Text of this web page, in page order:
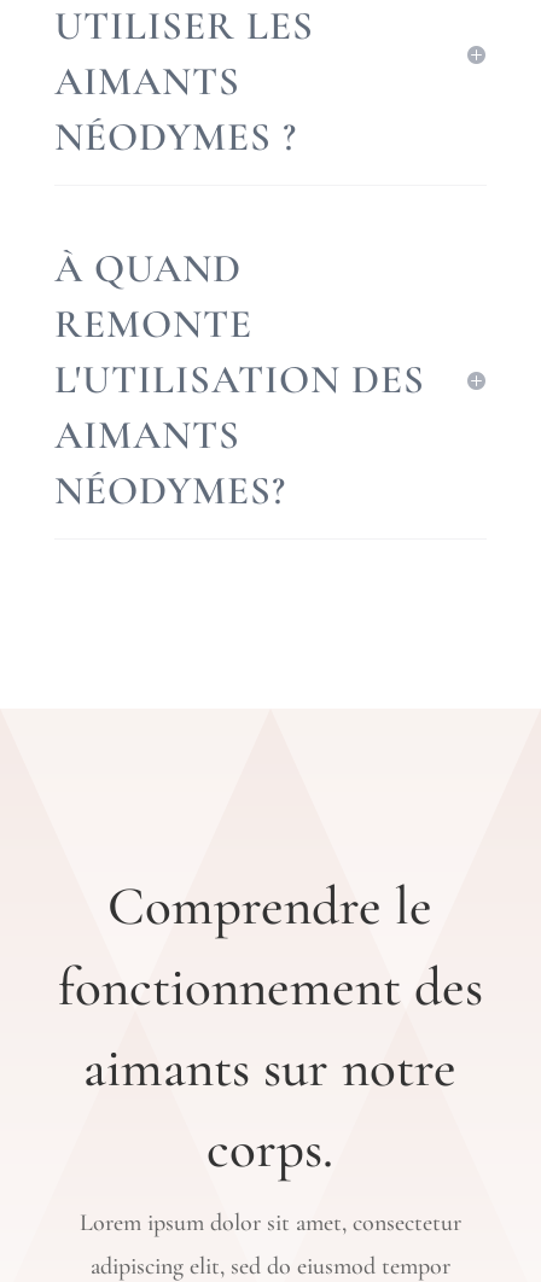
UTILISER LES
AIMANTS
NÉODYMES ?
À QUAND
REMONTE
L'UTILISATION DES
AIMANTS
NÉODYMES?
Comprendre le
fonctionnement des
aimants sur notre
corps.
Lorem ipsum dolor sit amet, consectetur
adipiscing elit, sed do eiusmod tempor